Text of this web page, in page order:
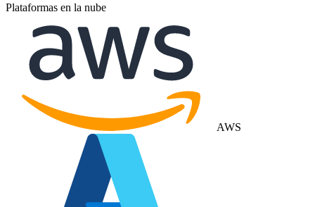
Plataformas en la nube
AWS